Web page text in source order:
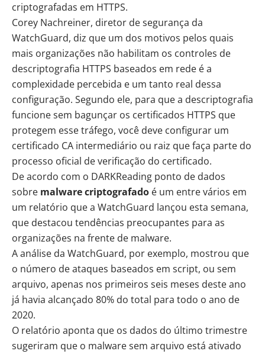
criptografadas em HTTPS.
Corey Nachreiner, diretor de segurança da
WatchGuard, diz que um dos motivos pelos quais
mais organizações não habilitam os controles de
descriptografia HTTPS baseados em rede é a
complexidade percebida e um tanto real dessa
configuração. Segundo ele, para que a descriptografia
funcione sem bagunçar os certificados HTTPS que
protegem esse tráfego, você deve configurar um
certificado CA intermediário ou raiz que faça parte do
processo oficial de verificação do certificado.
De acordo com o DARKReading ponto de dados
sobre malware criptografado é um entre vários em
um relatório que a WatchGuard lançou esta semana,
que destacou tendências preocupantes para as
organizações na frente de malware.
A análise da WatchGuard, por exemplo, mostrou que
o número de ataques baseados em script, ou sem
arquivo, apenas nos primeiros seis meses deste ano
já havia alcançado 80% do total para todo o ano de
2020.
O relatório aponta que os dados do último trimestre
sugeriram que o malware sem arquivo está ativado